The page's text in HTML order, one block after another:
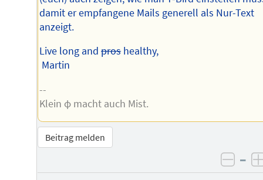
damit er empfangene Mails generell als Nur-Text
anzeigt.
Live long andpros healthy,
Martin
--
Klein φ macht auch Mist.
Beitrag melden
–